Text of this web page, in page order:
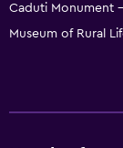
Caduti Monument
Museum of Rural